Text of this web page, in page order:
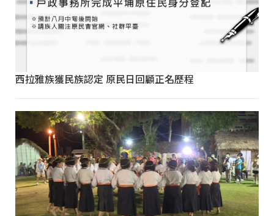
西拉雅族獲民族認定 原民日回顧正名歷程